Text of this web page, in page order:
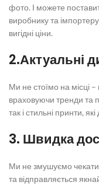
фото. І можете
виробнику та
вигідні ціни.
2.Актуальні
Ми не стоїмо на місці
враховуючи тренди та
так і стильні принти,
3. Швидка
Ми не змушуємо
та відправляється